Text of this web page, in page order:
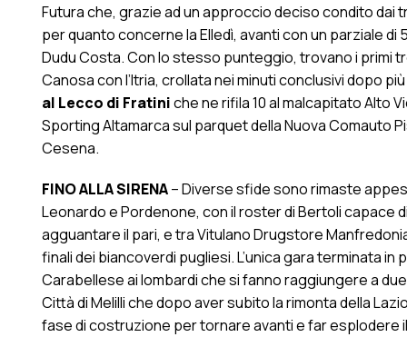
Futura che, grazie ad un approccio deciso condito dai
per quanto concerne la Elledì, avanti con un parziale di
Dudu Costa. Con lo stesso punteggio, trovano i primi
Canosa con l’Itria, crollata nei minuti conclusivi dopo
al Lecco di Fratiniche ne rifila 10 al malcapitato Alto
Sporting Altamarca sul parquet della Nuova Comauto
Cesena.
FINO ALLA SIRENA– Diverse sfide sono rimaste
Leonardo e Pordenone, con il roster di Bertoli capace
agguantare il pari, e tra Vitulano Drugstore
finali dei biancoverdi pugliesi. L’unica gara terminata
Carabellese ai lombardi che si fanno raggiungere a
Città di Melilli che dopo aver subito la rimonta della
fase di costruzione per tornare avanti e far esplodere